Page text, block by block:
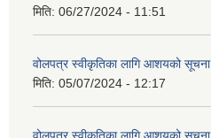
मिति: 06/27/2024 - 11:51
वोलपत्र स्वीकृतिका लागि आशयको सूचना
मिति: 05/07/2024 - 12:17
वोलपत्र स्वीकृतिका लागि आशयको सूचना